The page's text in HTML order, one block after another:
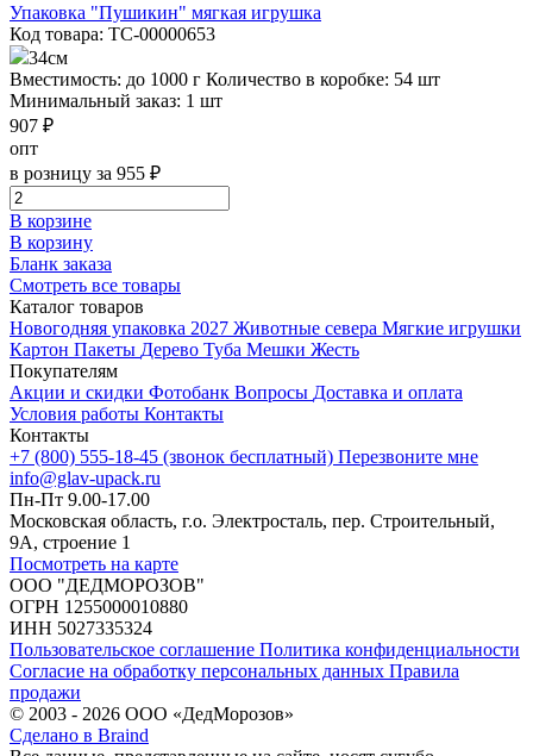
Упаковка "Пушикин" мягкая игрушка
Код товара: ТС-00000653
34см
Вместимость: до 1000 г Количество в коробке: 54 шт
Минимальный заказ: 1 шт
907 ₽
опт
в розницу за 955 ₽
В корзине
В корзину
Бланк заказа
Смотреть все товары
Каталог товаров
Новогодняя упаковка 2027 Животные севера Мягкие игрушки
Картон Пакеты Дерево Туба Мешки Жесть
Покупателям
Акции и скидки Фотобанк Вопросы Доставка и оплата
Условия работы Контакты
Контакты
+7 (800) 555-18-45 (звонок бесплатный) Перезвоните мне
info@glav-upack.ru
Пн-Пт 9.00-17.00
Московская область, г.о. Электросталь, пер. Строительный,
9А, строение 1
Посмотреть на карте
ООО "ДЕДМОРОЗОВ"
ОГРН 1255000010880
ИНН 5027335324
Пользовательское соглашение Политика конфиденциальности
Согласие на обработку персональных данных Правила
продажи
© 2003 - 2026 ООО «ДедМорозов»
Сделано в Braind